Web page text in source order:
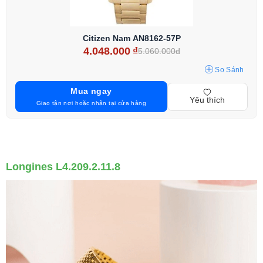
Citizen Nam AN8162-57P
4.048.000 ₫5.060.000đ
So Sánh
Mua ngay
Giao tận nơi hoặc nhận tại cửa hàng Yêu thích
Longines L4.209.2.11.8